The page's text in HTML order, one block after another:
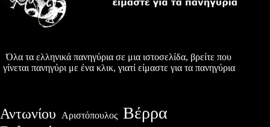
Όλα τα ελληνικά πανηγύρια σε μια ιστοσελίδα, βρείτε που
γίνεται πανηγύρι με ένα κλικ, γιατί είμαστε για τα πανηγύρια
Αντωνίου Αριστόπουλος Βέρρα